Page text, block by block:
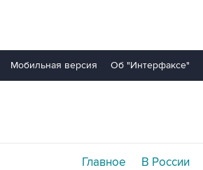
Мобильная версия Об "Интерфаксе"
Главное В России